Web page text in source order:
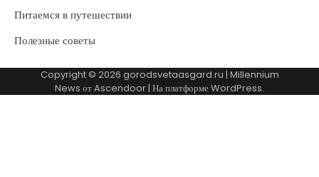
Питаемся в путешествии
Полезные советы
Copyright © 2026 gorodsvetaasgard.ru | Millennium
News отAscendoor| На платформеWordPress.